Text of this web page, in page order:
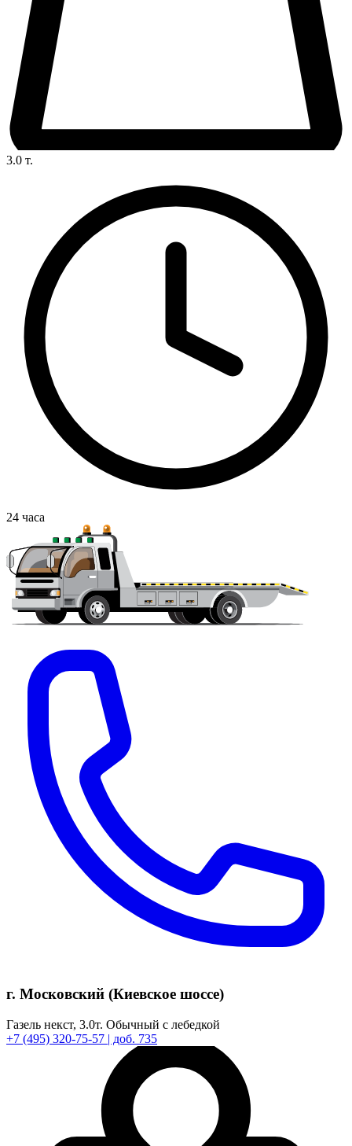
3.0 т.
24 часа
г. Московский (Киевское шоссе)
Газель некст, 3.0т. Обычный с лебедкой
+7 (495) 320-75-57 | доб. 735